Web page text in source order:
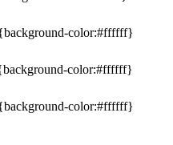
color:#ffffff}
color:#ffffff}
color:#ffffff}